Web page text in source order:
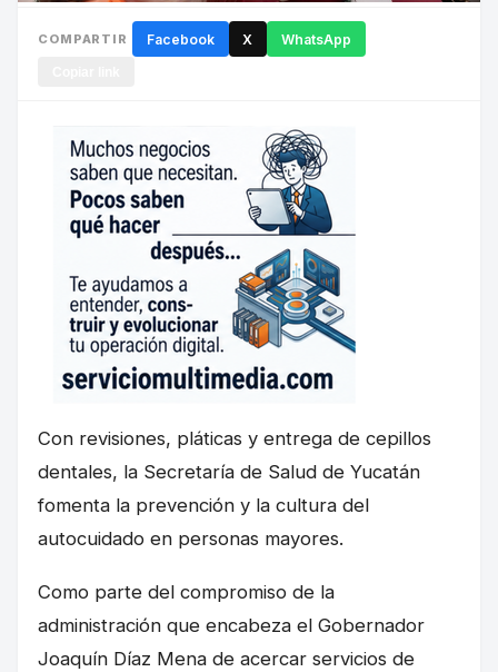
COMPARTIR Facebook X WhatsApp
Con revisiones, pláticas y entrega de cepillos
dentales, la Secretaría de Salud de Yucatán
fomenta la prevención y la cultura del
autocuidado en personas mayores.
Como parte del compromiso de la
administración que encabeza el Gobernador
Joaquín Díaz Mena de acercar servicios de